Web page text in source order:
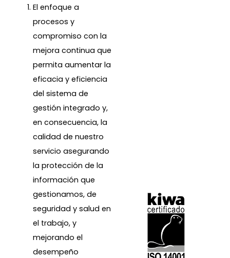
El enfoque a
procesos y
compromiso con la
mejora continua que
permita aumentar la
eficacia y eficiencia
del sistema de
gestión integrado y,
en consecuencia, la
calidad de nuestro
servicio asegurando
la protección de la
información que
gestionamos, de
seguridad y salud en
el trabajo, y
mejorando el
desempeño